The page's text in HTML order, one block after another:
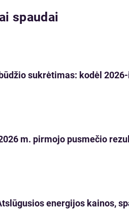
spaudai
sukrėtimas: kodėl
m. pirmojo pusmečio
energijos kainos,